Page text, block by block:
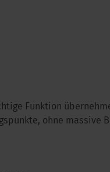
Funktion
ohne massive